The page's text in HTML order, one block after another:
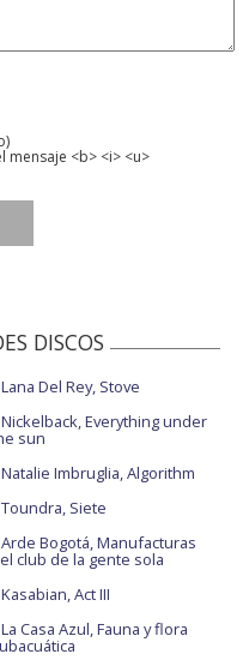
mensaje <b> <i> <u>
DISCOS
Lana Del Rey, Stove
Nickelback, Everything under
sun
Natalie Imbruglia, Algorithm
Toundra, Siete
Arde Bogotá, Manufacturas
club de la gente sola
Kasabian, Act III
La Casa Azul, Fauna y flora